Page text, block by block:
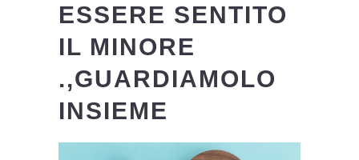
ESSERE SENTITO
IL MINORE
.,GUARDIAMOLO
INSIEME